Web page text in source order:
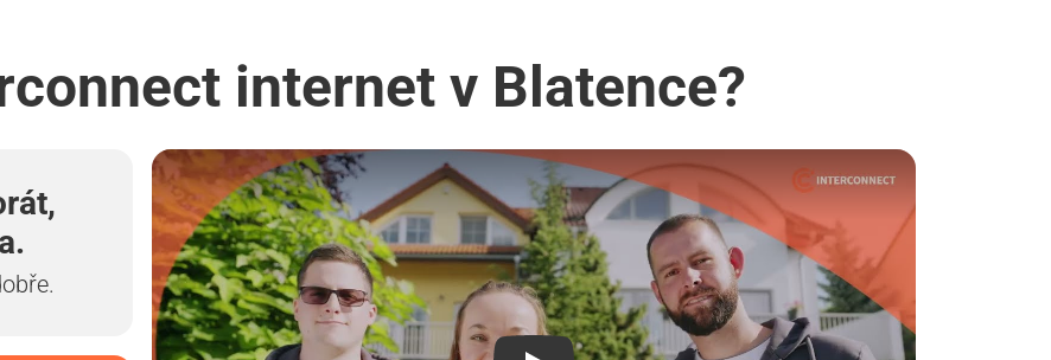
internet v Blatence?